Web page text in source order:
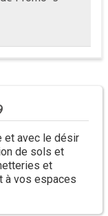
et avec le désir
de sols et
et
à vos espaces